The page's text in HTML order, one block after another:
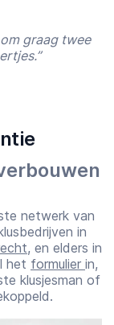
graag twee
netwerk van
in
, en elders in
het formulier in,
klusjesman of